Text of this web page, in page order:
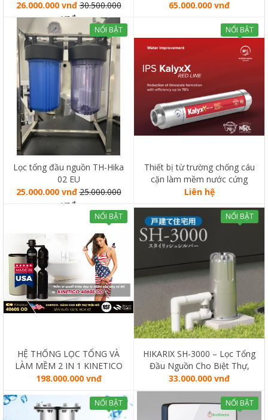
SOLAHART SUNHEAT 150L
26.000.000 vnđ 30.500.000
vnđ
65.000.000 vnđ
NỔI BẬT
Lọc tổng đầu nguồn TH-Hika
02 EU
25.000.000 vnđ 25.000.000
vnđ
NỔI BẬT
Thiết bị từ trường chống cáu
cặn làm mềm nước cứng
KalyxX
Liên hệ
NỔI BẬT
HỆ THỐNG LỌC TỔNG VÀ
LÀM MỀM 2 IN 1 KINETICO
4060S OD (MADE IN USA)
198.000.000 vnđ
NỔI BẬT
HIKARIX SH-3000 – Lọc Tổng
Đầu Nguồn Cho Biệt Thự,
Liền Kề
33.000.000 vnđ
NỔI BẬT NỔI BẬT